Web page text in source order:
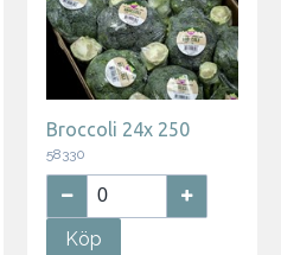
Broccoli 24x 250
58330
Köp